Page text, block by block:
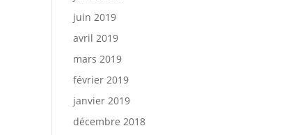
juin 2019
avril 2019
mars 2019
février 2019
janvier 2019
décembre 2018